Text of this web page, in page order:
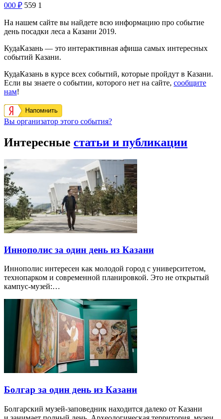
000 ₽ 559 1
На нашем сайте вы найдете всю информацию про событие
день посадки леса а Казани 2019.
КудаКазань — это интерактивная афиша самых интересных
событий Казани.
КудаКазань в курсе всех событий, которые пройдут в Казани.
Если вы знаете о событии, которого нет на сайте, сообщите
нам!
Напомнить
Вы организатор этого события?
Интересные статьи и публикации
Иннополис за один день из Казани
Иннополис интересен как молодой город с университетом,
технопарком и современной планировкой. Это не открытый
кампус-музей:…
Болгар за один день из Казани
Болгарский музей-заповедник находится далеко от Казани